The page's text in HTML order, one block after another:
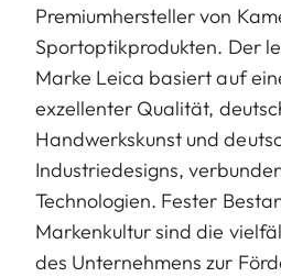
Premiumhersteller von
Sportoptikprodukten. Der
Marke Leica basiert auf
exzellenter Qualität,
Handwerkskunst und
Industriedesigns,
Technologien. Fester
Markenkultur sind die
des Unternehmens zur